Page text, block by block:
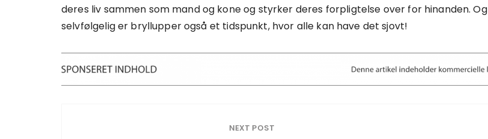
deres liv sammen som mand og kone og styrker deres forpligtelse over for hinanden. Og
selvfølgelig er bryllupper også et tidspunkt, hvor alle kan have det sjovt!
NEXT POST